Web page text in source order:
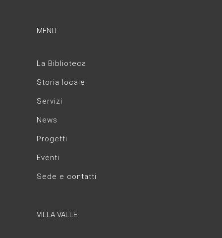
MENU
La Biblioteca
Storia locale
Servizi
News
Progetti
Eventi
Sede e contatti
VILLA VALLE